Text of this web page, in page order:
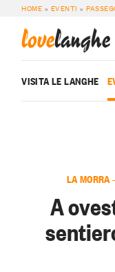
HOME » EVENTI »
lovelanghe
VISITA LE LANGHE
LA MORRA
A